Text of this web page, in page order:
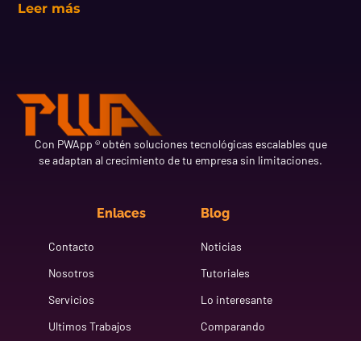
Leer más
Con PWApp ® obtén soluciones tecnológicas escalables que
se adaptan al crecimiento de tu empresa sin limitaciones.
Enlaces
Contacto
Nosotros
Servicios
Ultimos Trabajos
Blog
Noticias
Tutoriales
Lo interesante
Comparando